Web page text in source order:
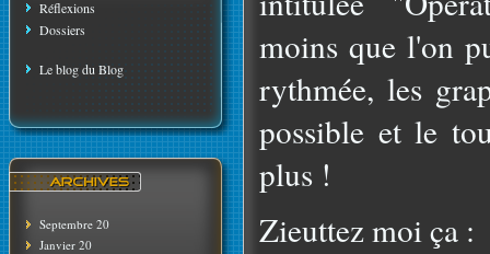
Réflexions
Dossiers
Le blog du Blog
Septembre 20
Janvier 20
moins que l'on
rythmée, les
possible et le
plus !
Zieuttez moi ça :